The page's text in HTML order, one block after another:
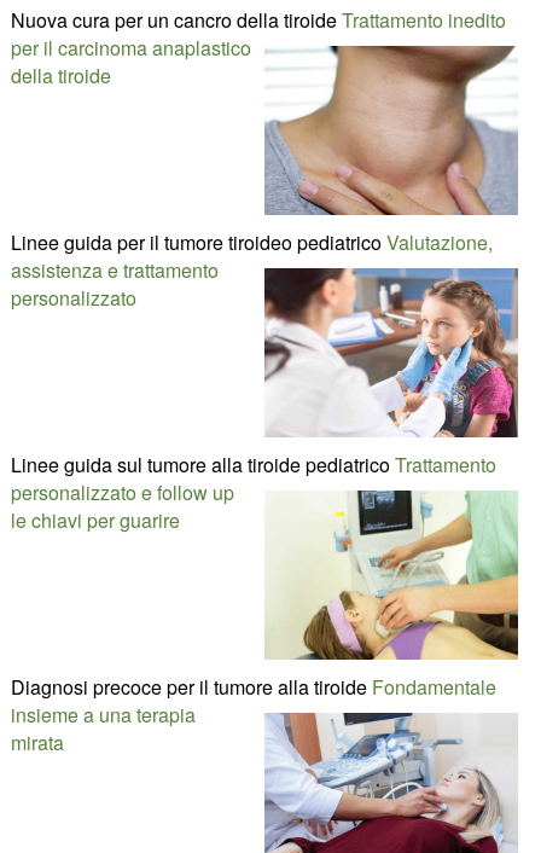
Nuova cura per un cancro della tiroideTrattamento inedito
per il carcinoma anaplastico
della tiroide
Linee guida per il tumore tiroideo pediatricoValutazione,
assistenza e trattamento
personalizzato
Linee guida sul tumore alla tiroide pediatricoTrattamento
personalizzato e follow up
le chiavi per guarire
Diagnosi precoce per il tumore alla tiroide Fondamentale
insieme a una terapia
mirata